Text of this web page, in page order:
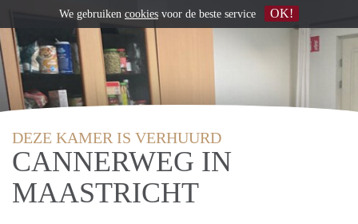
DEZE KAMER IS VERHUURD
CANNERWEG IN
MAASTRICHT
We gebruiken cookies voor de beste service OK!